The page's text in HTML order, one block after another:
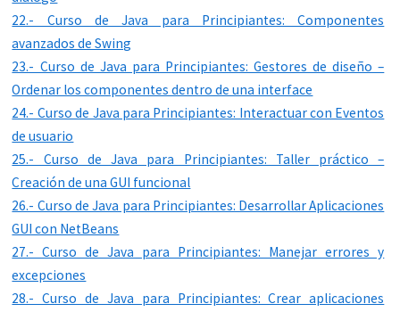
22.- Curso de Java para Principiantes: Componentes
avanzados de Swing
23.- Curso de Java para Principiantes: Gestores de diseño –
Ordenar los componentes dentro de una interface
24.- Curso de Java para Principiantes: Interactuar con Eventos
de usuario
25.- Curso de Java para Principiantes: Taller práctico –
Creación de una GUI funcional
26.- Curso de Java para Principiantes: Desarrollar Aplicaciones
GUI con NetBeans
27.- Curso de Java para Principiantes: Manejar errores y
excepciones
28.- Curso de Java para Principiantes: Crear aplicaciones